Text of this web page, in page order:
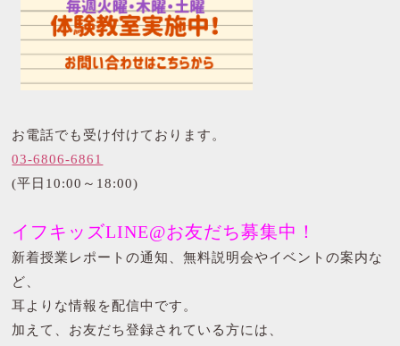
お電話でも受け付けております。
03-6806-6861
(平日10:00～18:00)
イフキッズLINE@お友だち募集中！
新着授業レポートの通知、無料説明会やイベントの案内な
ど、
耳よりな情報を配信中です。
加えて、お友だち登録されている方には、